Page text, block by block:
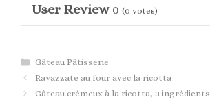
User Review 0 (0 votes)
Catégories
Gâteau Pâtisserie
Ravazzate au four avec la ricotta
Gâteau crémeux à la ricotta, 3 ingrédients